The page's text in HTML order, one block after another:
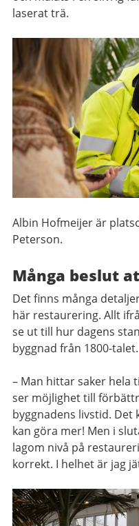
laserat trä.
Albin Hofmeijer är
Peterson.
Många beslut
Det finns många
här restaurering. Allt
se ut till hur dagens
byggnad från 1800-talet.
– Man hittar saker hela
ser möjlighet till
byggnadens livstid. Det
kan göra mer! Men i
lagom nivå på
korrekt. I helhet är jag